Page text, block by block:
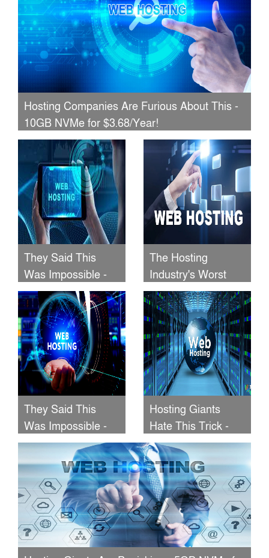
Hosting Companies Are Furious About This -
10GB NVMe for $3.68/Year!
They Said This
Was Impossible -
5GB NVMe Hosting
for $2.45/Year!
The Hosting
Industry's Worst
Nightmare - 10GB
NVMe for
$3.68/Year!
They Said This
Was Impossible -
5GB NVMe Hosting
for Just $2.45/Year!
Hosting Giants
Hate This Trick -
10GB NVMe for
$3.68/Year!